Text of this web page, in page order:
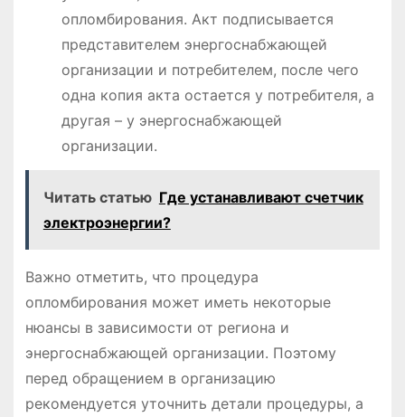
опломбирования. Акт подписывается
представителем энергоснабжающей
организации и потребителем, после чего
одна копия акта остается у потребителя, а
другая – у энергоснабжающей
организации.
Читать статью Где устанавливают счетчик
электроэнергии?
Важно отметить, что процедура
опломбирования может иметь некоторые
нюансы в зависимости от региона и
энергоснабжающей организации. Поэтому
перед обращением в организацию
рекомендуется уточнить детали процедуры, а